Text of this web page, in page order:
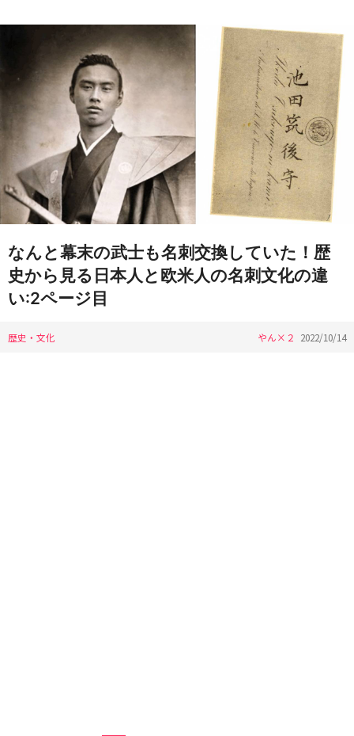
なんと幕末の武士も名刺交換していた！歴
史から見る日本人と欧米人の名刺文化の違
い:2ページ目
歴史・文化 やん×２ 2022/10/14